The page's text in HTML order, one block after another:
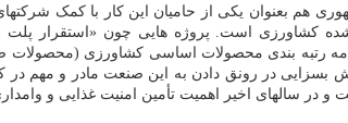
کشاورزی است. پروژه هایی چون «استقرار پلت
رتبه بندی محصولات اساسی کشاورزی (محصولات
بسزایی در رونق دادن به این صنعت مادر و مهم
در سالهای اخیر اهمیت تأمین امنیت غذایی و